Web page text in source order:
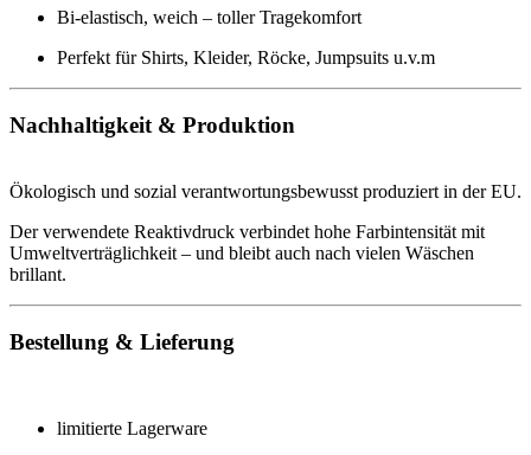
Bi-elastisch, weich – toller Tragekomfort
Perfekt für Shirts, Kleider, Röcke, Jumpsuits u.v.m
Nachhaltigkeit & Produktion
Ökologisch und sozial verantwortungsbewusst produziert in der EU.
Der verwendete Reaktivdruck verbindet hohe Farbintensität mit
Umweltverträglichkeit – und bleibt auch nach vielen Wäschen
brillant.
Bestellung & Lieferung
limitierte Lagerware